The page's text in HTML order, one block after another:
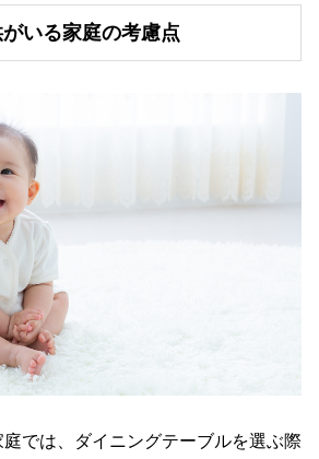
いる家庭の考慮点
では、ダイニングテーブルを選ぶ際